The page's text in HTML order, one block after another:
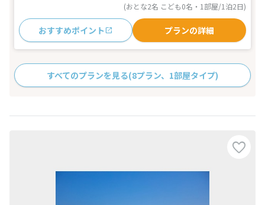
(おとな2名 こども0名・1部屋/1泊2日)
おすすめポイント プランの詳細
すべてのプランを見る(8プラン、1部屋タイプ)